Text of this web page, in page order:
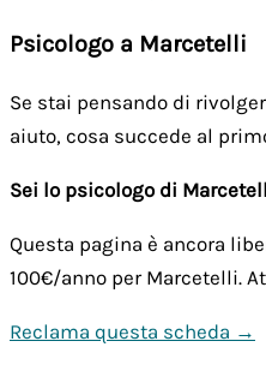
Psicologo a Marcetelli
Se stai pensando di
aiuto, cosa succede al
Sei lo psicologo di
Questa pagina è ancora
100€/anno per Marcetelli.
Reclama questa scheda →